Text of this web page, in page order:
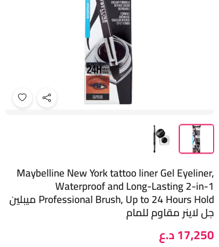
Maybelline New York tattoo liner Gel Eyeliner,
Waterproof and Long-Lasting 2-in-1
Professional Brush, Up to 24 Hours Hold ميبلين
جل لاينر مقاوم للمام
17,250 د.ع